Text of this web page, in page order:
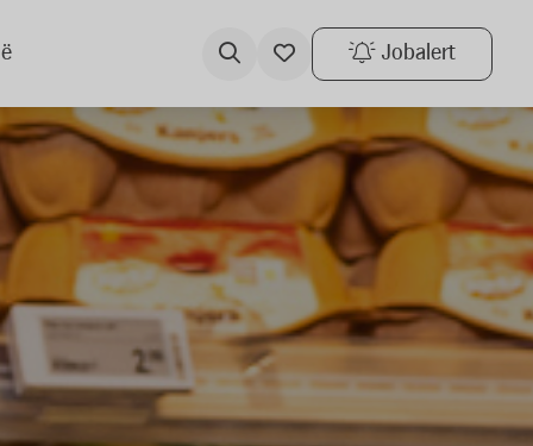
Jobalert